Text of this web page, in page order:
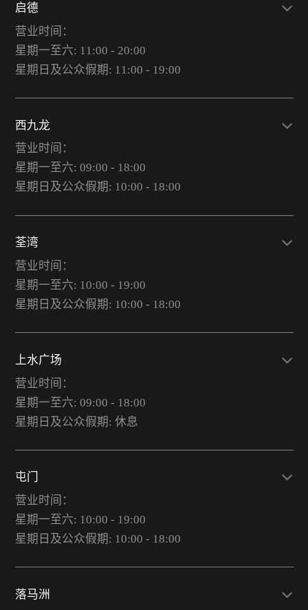
启德
营业时间：
星期一至六: 11:00 - 20:00
星期日及公众假期: 11:00 - 19:00
西九龙
营业时间：
星期一至六: 09:00 - 18:00
星期日及公众假期: 10:00 - 18:00
荃湾
营业时间：
星期一至六: 10:00 - 19:00
星期日及公众假期: 10:00 - 18:00
上水广场
营业时间：
星期一至六: 09:00 - 18:00
星期日及公众假期: 休息
屯门
营业时间：
星期一至六: 10:00 - 19:00
星期日及公众假期: 10:00 - 18:00
落马洲